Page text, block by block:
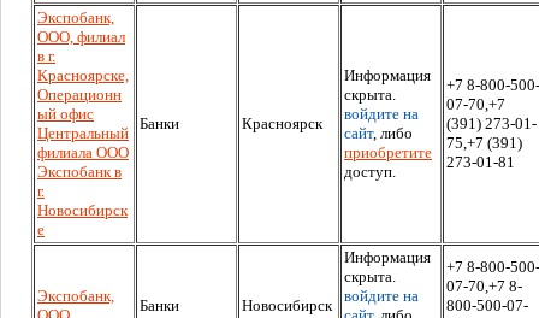
Экспобанк,
ООО, филиал
в г.
Красноярске,
Операционн
ый офис
Центральный
филиала ООО
Экспобанк в
г.
Новосибирск
е
Банки Красноярск
Информация
скрыта.
войдите на
сайт, либо
приобретите
доступ.
+7 8-800-500-
07-70,+7
(391) 273-01-
75,+7 (391)
273-01-81
Экспобанк,
Банки Новосибирск
Информация
скрыта.
войдите на
+7 8-800-500-
07-70,+7 8-
800-500-07-